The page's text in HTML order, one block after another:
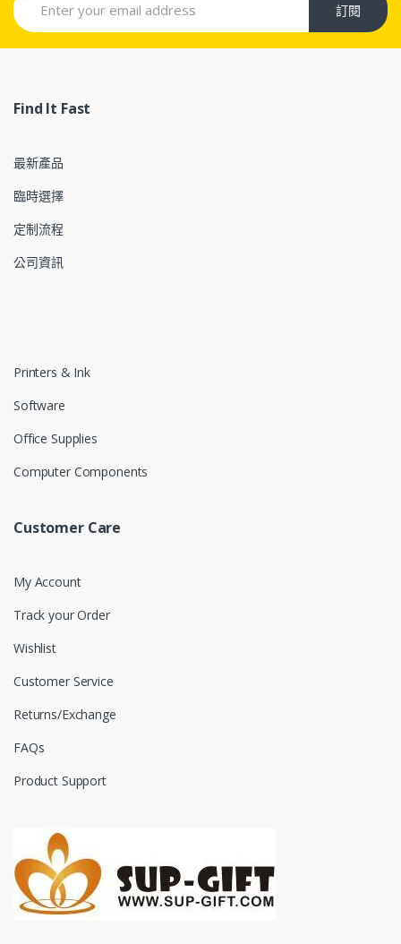
訂閱
Find It Fast
最新產品
臨時選擇
定制流程
公司資訊
Printers & Ink
Software
Office Supplies
Computer Components
Customer Care
My Account
Track your Order
Wishlist
Customer Service
Returns/Exchange
FAQs
Product Support